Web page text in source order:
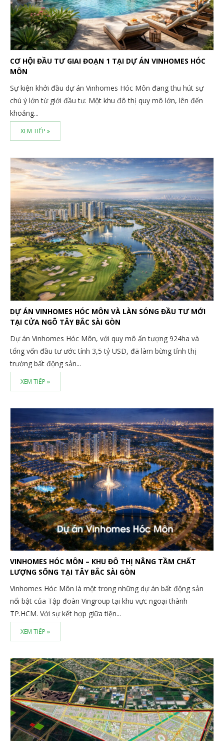
CƠ HỘI ĐẦU TƯ GIAI ĐOẠN 1 TẠI DỰ ÁN VINHOMES HÓC
MÔN
Sự kiện khởi đầu dự án Vinhomes Hóc Môn đang thu hút sự
chú ý lớn từ giới đầu tư. Một khu đô thị quy mô lớn, lên đến
khoảng...
XEM TIẾP »
DỰ ÁN VINHOMES HÓC MÔN VÀ LÀN SÓNG ĐẦU TƯ MỚI
TẠI CỬA NGÕ TÂY BẮC SÀI GÒN
Dự án Vinhomes Hóc Môn, với quy mô ấn tượng 924ha và
tổng vốn đầu tư ước tính 3,5 tỷ USD, đã làm bừng tỉnh thị
trường bất động sản...
XEM TIẾP »
VINHOMES HÓC MÔN – KHU ĐÔ THỊ NÂNG TẦM CHẤT
LƯỢNG SỐNG TẠI TÂY BẮC SÀI GÒN
Vinhomes Hóc Môn là một trong những dự án bất động sản
nổi bật của Tập đoàn Vingroup tại khu vực ngoại thành
TP.HCM. Với sự kết hợp giữa tiện...
XEM TIẾP »